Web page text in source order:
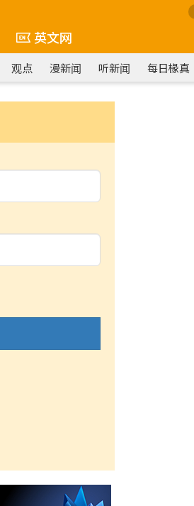
英文网
观点 漫新闻 听新闻 每日椽真